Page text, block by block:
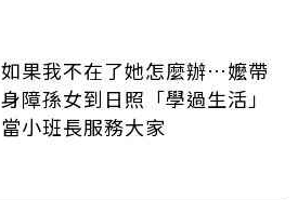
如果我不在了她怎麼辦…嬤帶
身障孫女到日照「學過生活」
當小班長服務大家